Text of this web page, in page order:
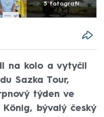
5 fotografií
na kolo a vytyčil
Sazka Tour,
týden ve
bývalý český